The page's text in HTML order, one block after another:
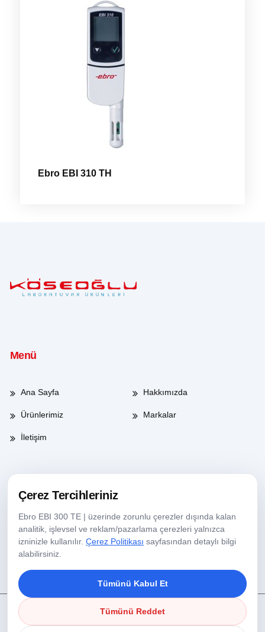
Ebro EBI 310 TH
Menü
Ana Sayfa Hakkımızda
Ürünlerimiz Markalar
İletişim
Çalışma Saatleri
Haftaiçi 08:00-17:30
09:00-13:30
Çerez Tercihleriniz
Ebro EBI 300 TE | üzerinde zorunlu çerezler dışında kalan
analitik, işlevsel ve reklam/pazarlama çerezleri yalnızca
izninizle kullanılır. Çerez Politikası sayfasından detaylı bilgi
alabilirsiniz.
Tümünü Kabul Et
Tümünü Reddet